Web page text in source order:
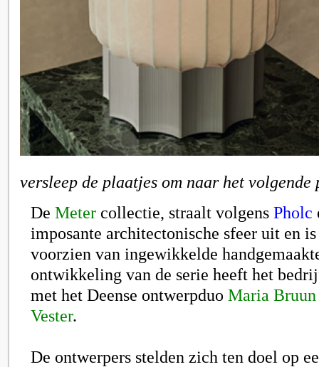
versleep de plaatjes om naar het
De Meter collectie, straalt volgens Pholc
imposante architectonische sfeer uit en
voorzien van ingewikkelde
ontwikkeling van de serie heeft het
met het Deense ontwerpduo Maria Bruun
Vester.
De ontwerpers stelden zich ten doel op